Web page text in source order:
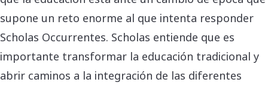
supone un reto enorme al que intenta responder
Scholas Occurrentes. Scholas entiende que es
importante transformar la educación tradicional y
abrir caminos a la integración de las diferentes